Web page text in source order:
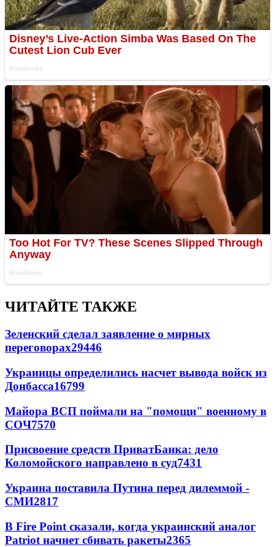
ЧИТАЙТЕ ТАКЖЕ
Зеленский сделал заявление о мирных
переговорах29446
Украинцы определились насчет вывода войск из
Донбасса16799
Майора ВСП поймали на "помощи" военному в
СОЧ7570
Присвоение средств ПриватБанка: дело
Коломойского направлено в суд7431
Украина поставила Путина перед дилеммой -
СМИ2817
В Fire Point сказали, когда украинский аналог
Patriot начнет сбивать ракеты2365